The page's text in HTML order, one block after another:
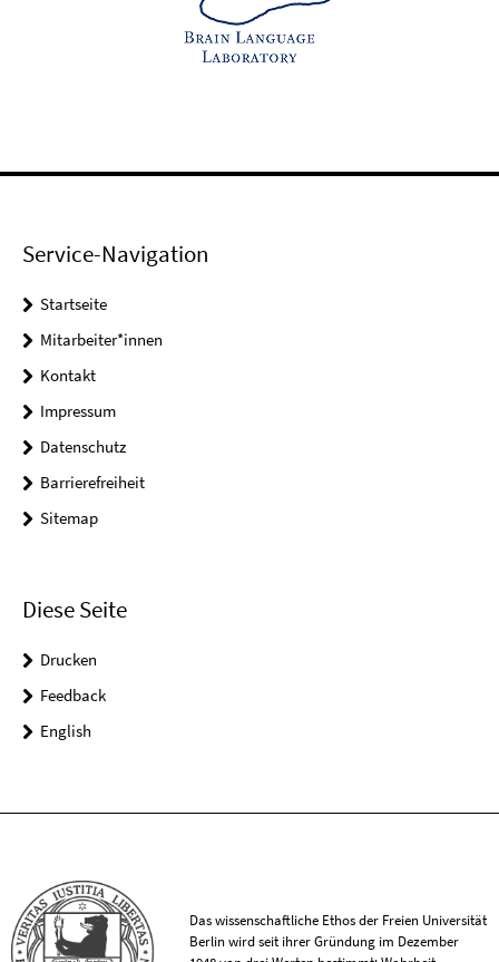
Service-Navigation
Startseite
Mitarbeiter*innen
Kontakt
Impressum
Datenschutz
Barrierefreiheit
Sitemap
Diese Seite
Drucken
Feedback
English
Das wissenschaftliche Ethos der Freien Universität
Berlin wird seit ihrer Gründung im Dezember